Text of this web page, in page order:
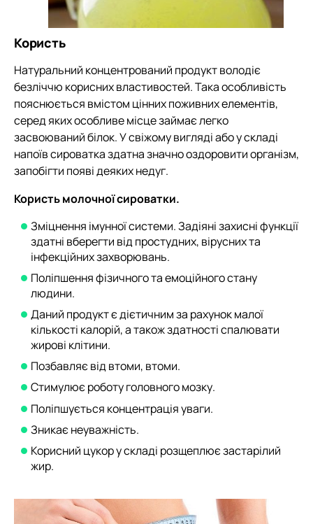
Користь
Натуральний концентрований продукт володіє
безліччю корисних властивостей. Така особливість
пояснюється вмістом цінних поживних елементів,
серед яких особливе місце займає легко
засвоюваний білок. У свіжому вигляді або у складі
напоїв сироватка здатна значно оздоровити організм,
запобігти появі деяких недуг.
Користь молочної сироватки.
Зміцнення імунної системи. Задіяні захисні функції
здатні вберегти від простудних, вірусних та
інфекційних захворювань.
Поліпшення фізичного та емоційного стану
людини.
Даний продукт є дієтичним за рахунок малої
кількості калорій, а також здатності спалювати
жирові клітини.
Позбавляє від втоми, втоми.
Стимулює роботу головного мозку.
Поліпшується концентрація уваги.
Зникає неуважність.
Корисний цукор у складі розщеплює застарілий
жир.